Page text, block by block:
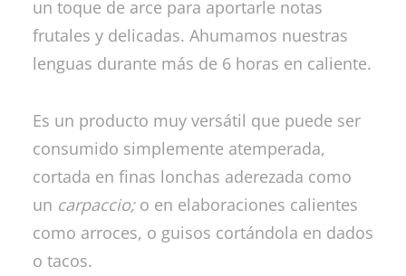
un toque de arce para aportarle notas
frutales y delicadas. Ahumamos nuestras
lenguas durante más de 6 horas en caliente.
Es un producto muy versátil que puede ser
consumido simplemente atemperada,
cortada en finas lonchas aderezada como
un carpaccio;o en elaboraciones calientes
como arroces, o guisos cortándola en dados
o tacos.